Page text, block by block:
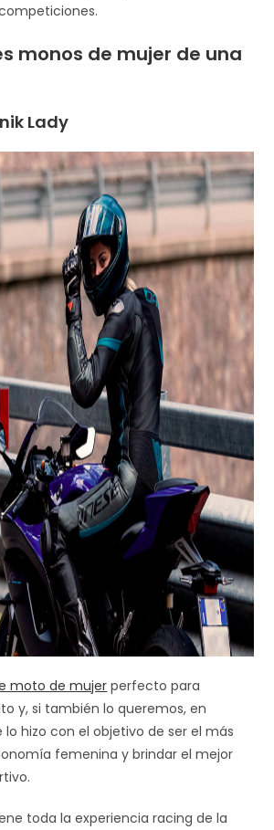
monos de mujer de una
Lady
moto de mujer perfecto para
y, si también lo queremos, en
lo hizo con el objetivo de ser el más
femenina y brindar el mejor
toda la experiencia racing de la